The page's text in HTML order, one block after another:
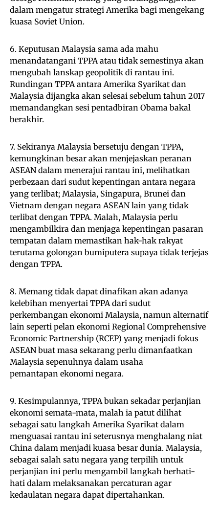
dalam mengatur strategi Amerika bagi mengekang
kuasa Soviet Union.
6. Keputusan Malaysia sama ada mahu
menandatangani TPPA atau tidak semestinya akan
mengubah lanskap geopolitik di rantau ini.
Rundingan TPPA antara Amerika Syarikat dan
Malaysia dijangka akan selesai sebelum tahun 2017
memandangkan sesi pentadbiran Obama bakal
berakhir.
7. Sekiranya Malaysia bersetuju dengan TPPA,
kemungkinan besar akan menjejaskan peranan
ASEAN dalam menerajui rantau ini, melihatkan
perbezaan dari sudut kepentingan antara negara
yang terlibat; Malaysia, Singapura, Brunei dan
Vietnam dengan negara ASEAN lain yang tidak
terlibat dengan TPPA. Malah, Malaysia perlu
mengambilkira dan menjaga kepentingan pasaran
tempatan dalam memastikan hak-hak rakyat
terutama golongan bumiputera supaya tidak terjejas
dengan TPPA.
8. Memang tidak dapat dinafikan akan adanya
kelebihan menyertai TPPA dari sudut
perkembangan ekonomi Malaysia, namun alternatif
lain seperti pelan ekonomi Regional Comprehensive
Economic Partnership (RCEP) yang menjadi fokus
ASEAN buat masa sekarang perlu dimanfaatkan
Malaysia sepenuhnya dalam usaha
pemantapan ekonomi negara.
9. Kesimpulannya, TPPA bukan sekadar perjanjian
ekonomi semata-mata, malah ia patut dilihat
sebagai satu langkah Amerika Syarikat dalam
menguasai rantau ini seterusnya menghalang niat
China dalam menjadi kuasa besar dunia. Malaysia,
sebagai salah satu negara yang terpilih untuk
perjanjian ini perlu mengambil langkah berhati-
hati dalam melaksanakan percaturan agar
kedaulatan negara dapat dipertahankan.